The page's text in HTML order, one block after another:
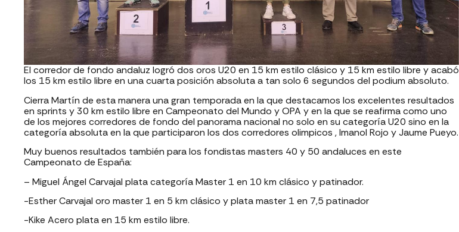
El corredor de fondo andaluz logró dos oros U20 en 15 km estilo clásico y 15 km estilo libre y acabó
los 15 km estilo libre en una cuarta posición absoluta a tan solo 6 segundos del podium absoluto.
Cierra Martín de esta manera una gran temporada en la que destacamos los excelentes resultados
en sprints y 30 km estilo libre en Campeonato del Mundo y OPA y en la que se reafirma como uno
de los mejores corredores de fondo del panorama nacional no solo en su categoría U20 sino en la
categoría absoluta en la que participaron los dos corredores olimpicos , Imanol Rojo y Jaume Pueyo.
Muy buenos resultados también para los fondistas masters 40 y 50 andaluces en este
Campeonato de España:
– Miguel Ángel Carvajal plata categoría Master 1 en 10 km clásico y patinador.
-Esther Carvajal oro master 1 en 5 km clásico y plata master 1 en 7,5 patinador
-Kike Acero plata en 15 km estilo libre.